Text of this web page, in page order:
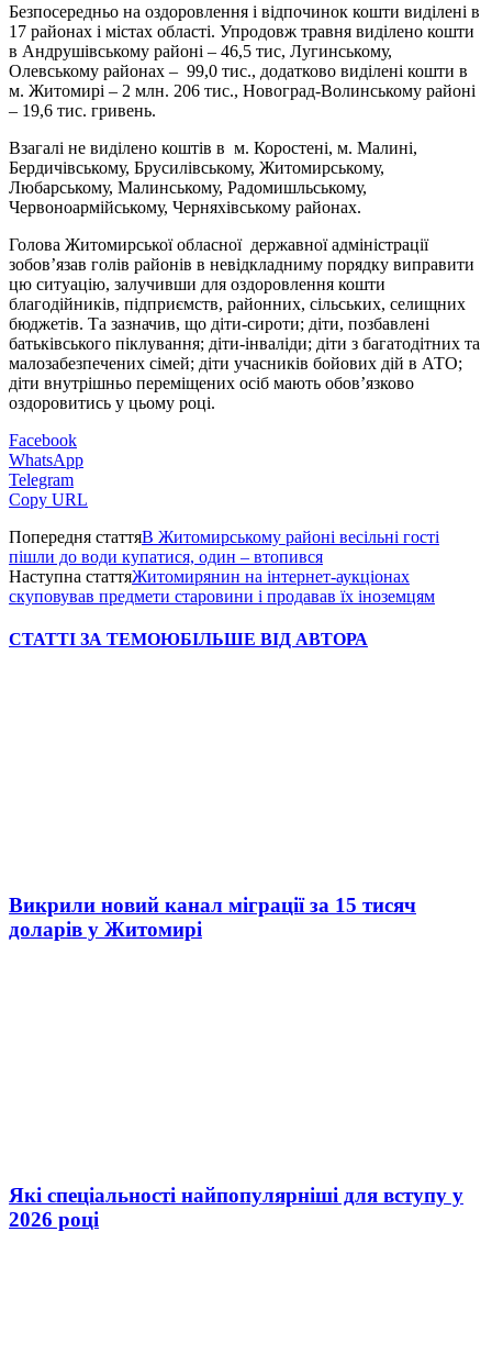
Безпосередньо на оздоровлення і відпочинок кошти виділені в
17 районах і містах області. Упродовж травня виділено кошти
в Андрушівському районі – 46,5 тис, Лугинському,
Олевському районах – 99,0 тис., додатково виділені кошти в
м. Житомирі – 2 млн. 206 тис., Новоград-Волинському районі
– 19,6 тис. гривень.
Взагалі не виділено коштів в м. Коростені, м. Малині,
Бердичівському, Брусилівському, Житомирському,
Любарському, Малинському, Радомишльському,
Червоноармійському, Черняхівському районах.
Голова Житомирської обласної державної адміністрації
зобов’язав голів районів в невідкладниму порядку виправити
цю ситуацію, залучивши для оздоровлення кошти
благодійників, підприємств, районних, сільських, селищних
бюджетів. Та зазначив, що діти-сироти; діти, позбавлені
батьківського піклування; діти-інваліди; діти з багатодітних та
малозабезпечених сімей; діти учасників бойових дій в АТО;
діти внутрішньо переміщених осіб мають обов’язково
оздоровитись у цьому році.
Facebook
WhatsApp
Telegram
Copy URL
Попередня статтяВ Житомирському районі весільні гості
пішли до води купатися, один – втопився
Наступна статтяЖитомирянин на інтернет-аукціонах
скуповував предмети старовини і продавав їх іноземцям
СТАТТІ ЗА ТЕМОЮБІЛЬШЕ ВІД АВТОРА
Викрили новий канал міграції за 15 тисяч
доларів у Житомирі
Які спеціальності найпопулярніші для вступу у
2026 році